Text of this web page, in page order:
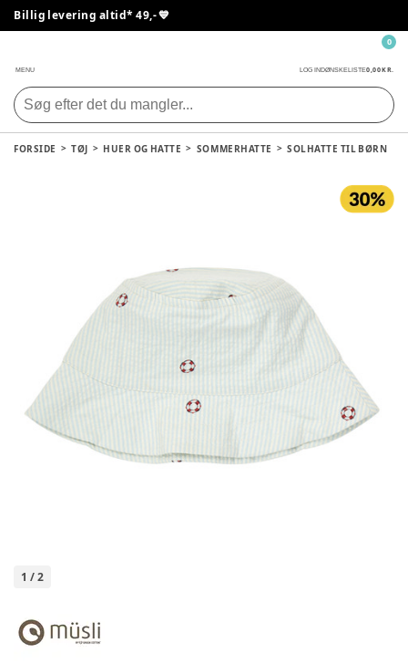
Billig levering altid* 49,- 💙
MENU LOG INDØNSKELISTE0,00 KR.
0
FORSIDE TØJ HUER OG HATTE SOMMERHATTE SOLHATTE TIL BØRN
1 /2